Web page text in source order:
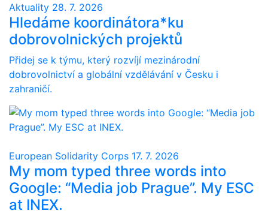
Aktuality 28. 7. 2026
Hledáme koordinátora*ku
dobrovolnických projektů
Přidej se k týmu, který rozvíjí mezinárodní
dobrovolnictví a globální vzdělávání v Česku i
zahraničí.
European Solidarity Corps 17. 7. 2026
My mom typed three words into
Google: “Media job Prague”. My ESC
at INEX.